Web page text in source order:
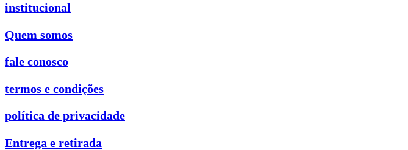
institucional
Quem somos
fale conosco
termos e condições
política de privacidade
Entrega e retirada